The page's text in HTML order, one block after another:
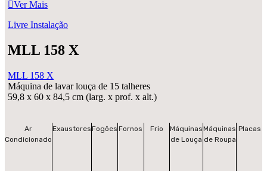
Ver Mais
Livre Instalação
MLL 158 X
MLL 158 X
Máquina de lavar louça de 15 talheres
59,8 x 60 x 84,5 cm (larg. x prof. x alt.)
Ar
Condicionado
ExaustoresFogões Fornos Frio
Máquinas
de Louça
Máquinas
de Roupa
Placas